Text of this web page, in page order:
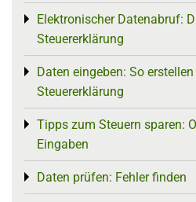
Elektronischer Datenabruf:
Steuererklärung
Toggle menu
Daten eingeben: So
Steuererklärung
Toggle menu
Tipps zum Steuern sparen:
Eingaben
Toggle menu
Daten prüfen: Fehler finden
Toggle menu